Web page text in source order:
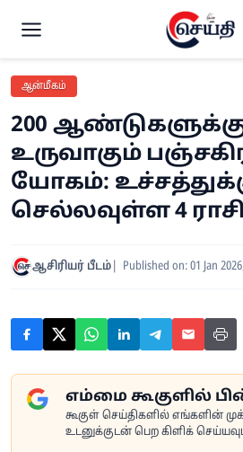
ஆன்மீகம்
200
உருவாகும்
யோகம்:
செல்லவுள்ள 4
ஆசிரியர் பீடம் Published on: 01 Jan
எம்மை கூகுளில்
கூகுள் செய்திகளில் எங்களின்
உடனுக்குடன் பெற கிளிக்